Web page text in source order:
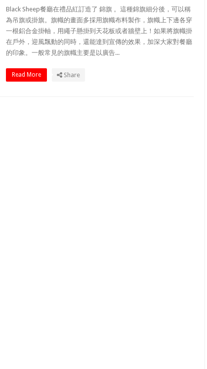
Black Sheep餐廳在禮品紅訂造了 錦旗 。這種錦旗細分後，可以稱
為吊旗或掛旗。旗幟的畫面多採用旗幟布料製作，旗幟上下邊各穿
一根鋁合金掛軸，用繩子懸掛到天花板或者牆壁上！如果將旗幟掛
在戶外，迎風飄動的同時，還能達到宣傳的效果，加深大家對餐廳
的印象。一般常見的旗幟主要是以廣告...
Read More Share